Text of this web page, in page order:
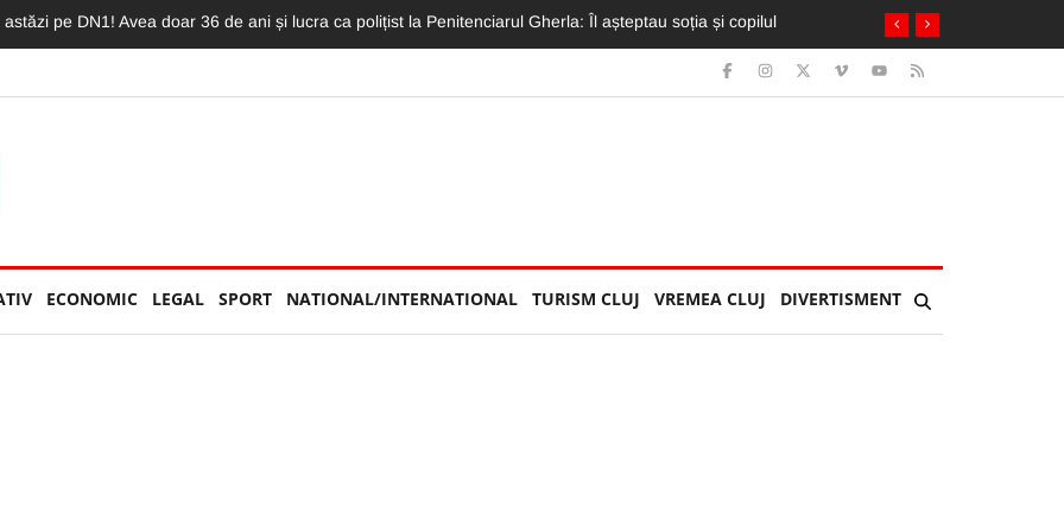
autoutilitară au fost implicate într-un impact violent pe DN 1. Cei doi șoferi, transportați de urgență la spital
ECONOMIC LEGAL SPORT NATIONAL/INTERNATIONAL TURISM CLUJ VREMEA CLUJ DIVERTISMENT